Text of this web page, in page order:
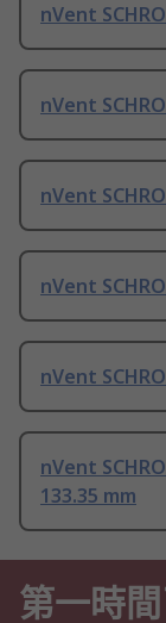
nVent
nVent
nVent
nVent
nVent
nVent
133.35 mm
第一時